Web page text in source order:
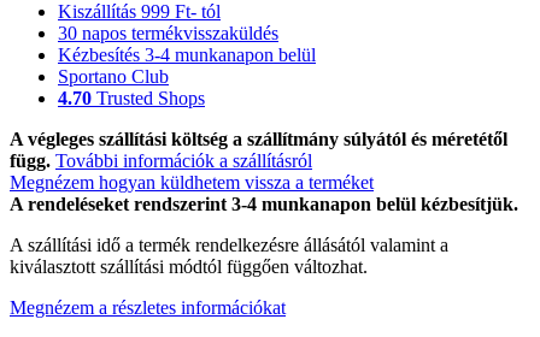
Kiszállítás 999 Ft- tól
30 napos termékvisszaküldés
Kézbesítés 3-4 munkanapon belül
Sportano Club
4.70 Trusted Shops
A végleges szállítási költség a szállítmány súlyától és méretétől
függ. További információk a szállításról
Megnézem hogyan küldhetem vissza a terméket
A rendeléseket rendszerint 3-4 munkanapon belül kézbesítjük.
A szállítási idő a termék rendelkezésre állásától valamint a
kiválasztott szállítási módtól függően változhat.
Megnézem a részletes információkat